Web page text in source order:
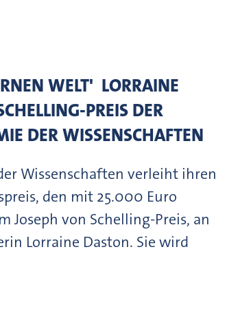
WELT'  LORRAINE
PREIS DER
DER WISSENSCHAFTEN
Wissenschaften verleiht ihren
den mit 25.000 Euro
Joseph von Schelling-Preis, an
Lorraine Daston. Sie wird